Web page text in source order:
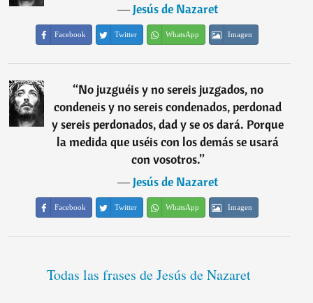
―Jesús de Nazaret
Facebook Twitter WhatsApp Imagen
“No juzguéis y no sereis juzgados, no
condeneis y no sereis condenados, perdonad
y sereis perdonados, dad y se os dará. Porque
la medida que uséis con los demás se usará
con vosotros.”
―Jesús de Nazaret
Facebook Twitter WhatsApp Imagen
Todas las frases de Jesús de Nazaret